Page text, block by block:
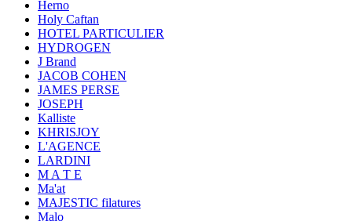
Herno
Holy Caftan
HOTEL PARTICULIER
HYDROGEN
J Brand
JACOB COHEN
JAMES PERSE
JOSEPH
Kalliste
KHRISJOY
L'AGENCE
LARDINI
M A T E
Ma'at
MAJESTIC filatures
Malo